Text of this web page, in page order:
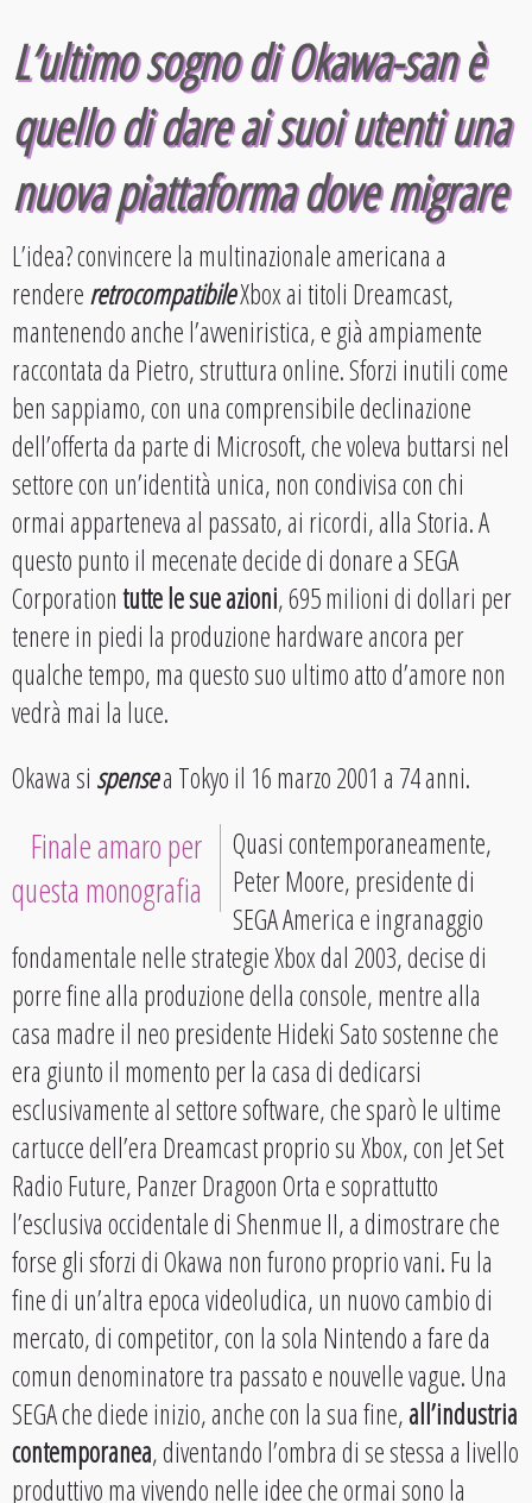
L’ultimo sogno di Okawa-san è
quello di dare ai suoi utenti una
nuova piattaforma dove migrare
L’idea? convincere la multinazionale americana a
rendereretrocompatibileXbox ai titoli Dreamcast,
mantenendo anche l’avveniristica, e già ampiamente
raccontata da Pietro, struttura online. Sforzi inutili come
ben sappiamo, con una comprensibile declinazione
dell’offerta da parte di Microsoft, che voleva buttarsi nel
settore con un’identità unica, non condivisa con chi
ormai apparteneva al passato, ai ricordi, alla Storia. A
questo punto il mecenate decide di donare a SEGA
Corporationtutte le sue azioni, 695 milioni di dollari per
tenere in piedi la produzione hardware ancora per
qualche tempo, ma questo suo ultimo atto d’amore non
vedrà mai la luce.
Okawa si spensea Tokyo il 16 marzo 2001 a 74 anni.
Finale amaro per
questa monografia
Quasi contemporaneamente,
Peter Moore, presidente di
SEGA America e ingranaggio
fondamentale nelle strategie Xbox dal 2003, decise di
porre fine alla produzione della console, mentre alla
casa madre il neo presidente Hideki Sato sostenne che
era giunto il momento per la casa di dedicarsi
esclusivamente al settore software, che sparò le ultime
cartucce dell’era Dreamcast proprio su Xbox, con Jet Set
Radio Future, Panzer Dragoon Orta e soprattutto
l’esclusiva occidentale di Shenmue II, a dimostrare che
forse gli sforzi di Okawa non furono proprio vani. Fu la
fine di un’altra epoca videoludica, un nuovo cambio di
mercato, di competitor, con la sola Nintendo a fare da
comun denominatore tra passato e nouvelle vague. Una
SEGA che diede inizio, anche con la sua fine,all’industria
contemporanea, diventando l’ombra di se stessa a livello
produttivo ma vivendo nelle idee che ormai sono la